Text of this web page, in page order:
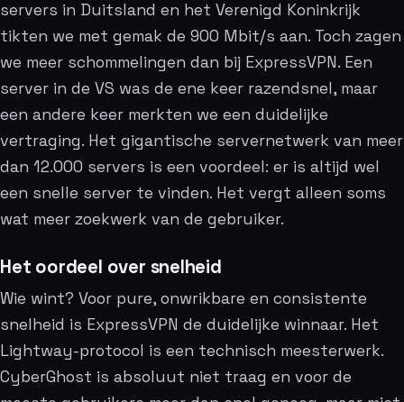
servers in Duitsland en het Verenigd Koninkrijk
tikten we met gemak de 900 Mbit/s aan. Toch zagen
we meer schommelingen dan bij ExpressVPN. Een
server in de VS was de ene keer razendsnel, maar
een andere keer merkten we een duidelijke
vertraging. Het gigantische servernetwerk van meer
dan 12.000 servers is een voordeel: er is altijd wel
een snelle server te vinden. Het vergt alleen soms
wat meer zoekwerk van de gebruiker.
Het oordeel over snelheid
Wie wint? Voor pure, onwrikbare en consistente
snelheid is ExpressVPN de duidelijke winnaar. Het
Lightway-protocol is een technisch meesterwerk.
CyberGhost is absoluut niet traag en voor de